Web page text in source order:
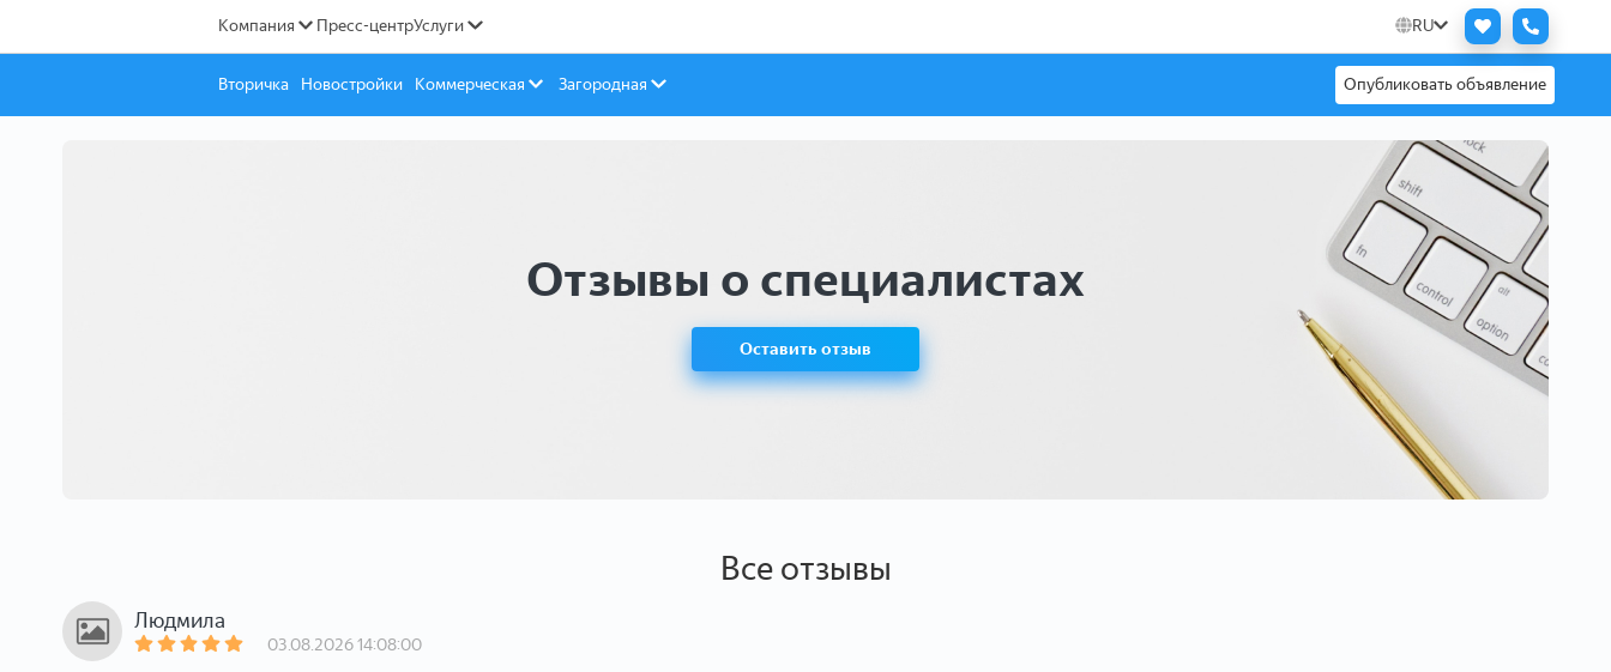
Компания Пресс-центрУслуги RU
Вторичка Новостройки Коммерческая Загородная Опубликовать объявление
Отзывы о специалистах
Оставить отзыв
Все отзывы
Людмила
03.08.2026 14:08:00